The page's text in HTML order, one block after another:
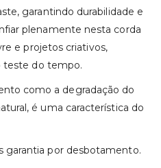
garantindo durabilidade e
plenamente nesta corda
e projetos criativos,
teste do tempo.
como a degradação do
é uma característica do
garantia por desbotamento.